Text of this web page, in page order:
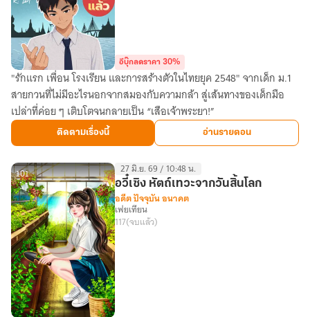
[จบ
แล้ว]
เสือ
เจ้าพระยา
|
Coming
of
Age
อีบุ๊กลดราคา 30%
"รักแรก เพื่อน โรงเรียน และการสร้างตัวในไทยยุค 2548" จากเด็ก ม.1
สายกวนที่ไม่มีอะไรนอกจากสมองกับความกล้า สู่เส้นทางของเด็กมือ
เปล่าที่ค่อย ๆ เติบโตจนกลายเป็น “เสือเจ้าพระยา!”
ติดตามเรื่องนี้ อ่านรายตอน
101 27 มิ.ย. 69 / 10:48 น.
อวี๋เซิง หัตถ์เทวะจากวันสิ้นโลก
อดีต ปัจจุบัน อนาคต
เฟยเทียน
117(จบแล้ว)